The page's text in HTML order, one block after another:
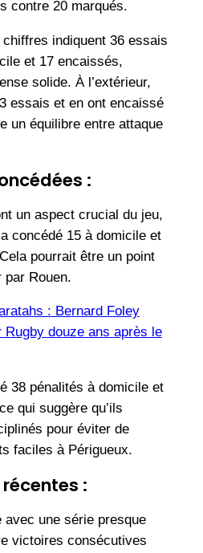
contre 20 marqués.
indiquent 36 essais
et 17 encaissés,
solide. À l’extérieur,
essais et en ont encaissé
un équilibre entre attaque
:
un aspect crucial du jeu,
concédé 15 à domicile et
pourrait être un point
par Rouen.
: Bernard Foley
Rugby douze ans après le
38 pénalités à domicile et
qui suggère qu’ils
pour éviter de
faciles à Périgueux.
:
avec une série presque
victoires consécutives